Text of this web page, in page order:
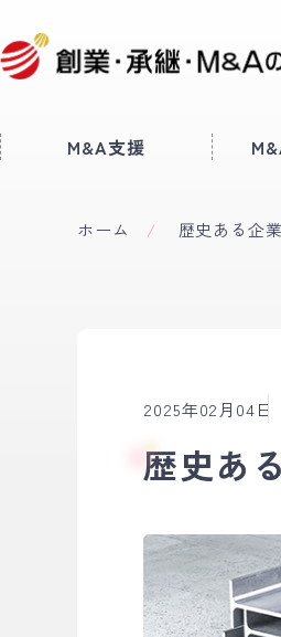
M&A支援
ホーム 歴史ある企
2025年02月04日
歴史あ